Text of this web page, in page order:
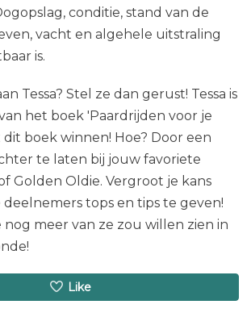
conditie, stand van de
vacht en algehele uitstraling
is.
Tessa? Stel ze dan gerust! Tessa is
het boek 'Paardrijden voor je
boek winnen! Hoe? Door een
te laten bij jouw favoriete
Golden Oldie. Vergroot je kans
tops en tips te geven!
nog meer van ze zou willen zien in
Like